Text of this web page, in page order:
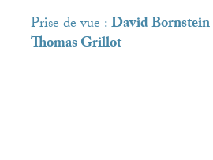
Prise de vue :David Bornstein
Thomas Grillot